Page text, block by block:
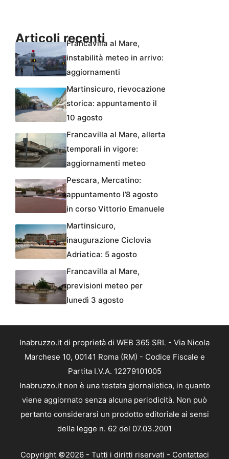
Articoli recenti
Francavilla al Mare,
instabilità meteo in arrivo:
aggiornamenti
Martinsicuro, rievocazione
storica: appuntamento il
10 agosto
Francavilla al Mare, allerta
temporali in vigore:
aggiornamenti meteo
Pescara, Mercatino:
appuntamento l’8 agosto
in corso Vittorio Emanuele
Martinsicuro,
inaugurazione Ciclovia
Adriatica: 5 agosto
Francavilla al Mare,
previsioni meteo per
lunedì 3 agosto
Inabruzzo.it di proprietà di WEB 365 SRL - Via Nicola
Marchese 10, 00141 Roma (RM) - Codice Fiscale e
Partita I.V.A. 12279101005
Inabruzzo.it non è una testata giornalistica, in quanto
viene aggiornato senza alcuna periodicità. Non può
pertanto considerarsi un prodotto editoriale ai sensi
della legge n. 62 del 07.03.2001
Copyright ©2026 - Tutti i diritti riservati - Contattaci